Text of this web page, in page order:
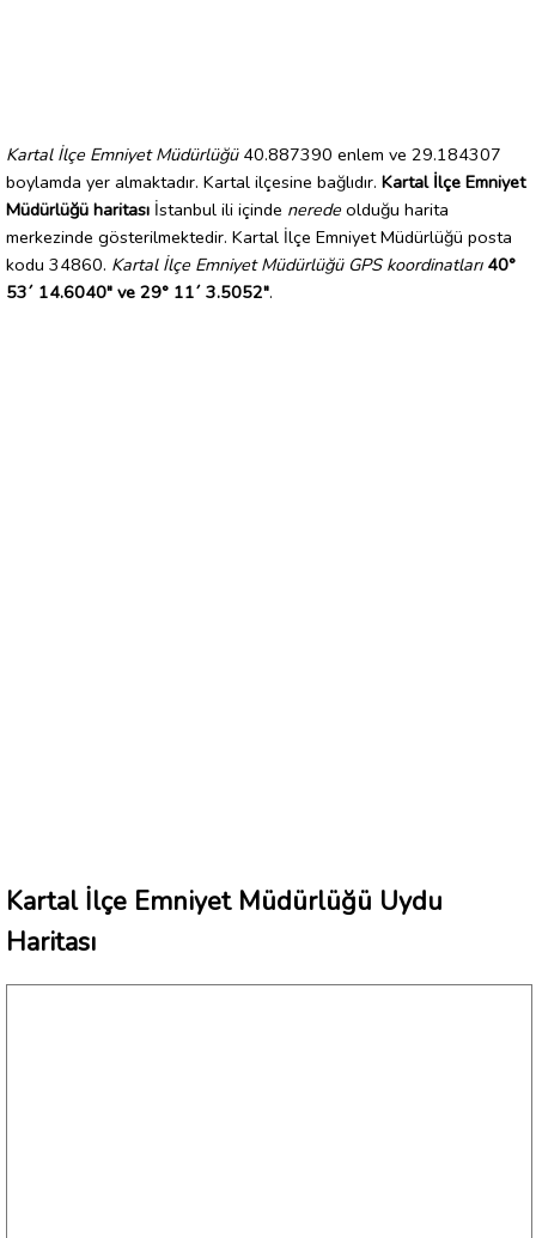
Kartal İlçe Emniyet Müdürlüğü40.887390 enlem ve 29.184307
boylamda yer almaktadır. Kartal ilçesine bağlıdır. Kartal İlçe Emniyet
Müdürlüğü haritası İstanbul ili içinde nerede olduğu harita
merkezinde gösterilmektedir. Kartal İlçe Emniyet Müdürlüğü posta
kodu 34860. Kartal İlçe Emniyet Müdürlüğü GPS koordinatları 40°
53´ 14.6040" ve 29° 11´ 3.5052".
Kartal İlçe Emniyet Müdürlüğü Uydu
Haritası